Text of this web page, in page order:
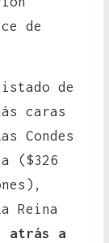
de
de
caras
Condes
($326
Reina
atrás a